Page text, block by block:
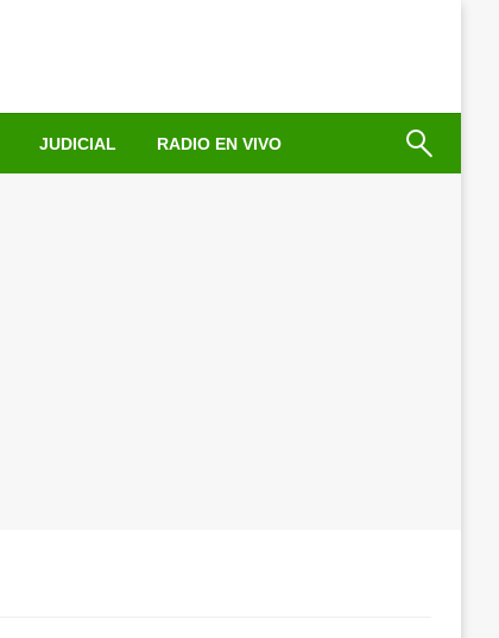
JUDICIAL RADIO EN VIVO